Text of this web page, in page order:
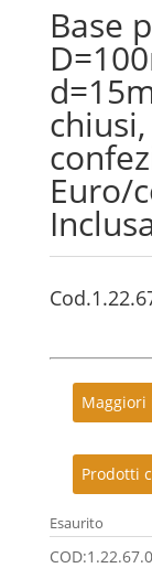
Base
Euro/
Maggiori
Prodotti
Esaurito
COD: